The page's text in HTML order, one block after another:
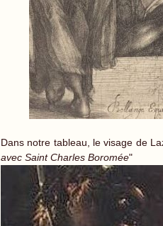
Dans notre tableau, le visage de
avec Saint Charles Boromée"